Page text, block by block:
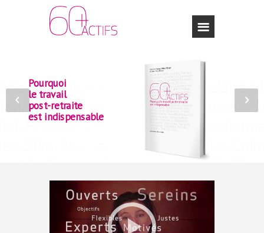
Pourquoi
le travail
post-retraite
est indispensable